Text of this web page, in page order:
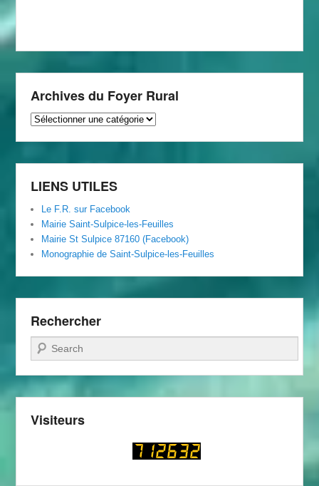
Archives du Foyer Rural
Archives
Rural
LIENS UTILES
Le F.R. sur Facebook
Mairie Saint-Sulpice-les-Feuilles
Mairie St Sulpice 87160 (Facebook)
Monographie de Saint-Sulpice-les-Feuilles
Rechercher
Recherche
Visiteurs